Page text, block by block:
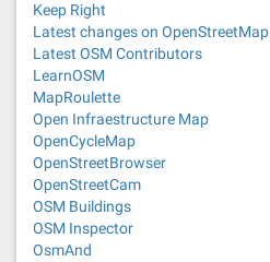
Keep Right
Latest changes on OpenStreetMap
Latest OSM Contributors
LearnOSM
MapRoulette
Open Infraestructure Map
OpenCycleMap
OpenStreetBrowser
OpenStreetCam
OSM Buildings
OSM Inspector
OsmAnd